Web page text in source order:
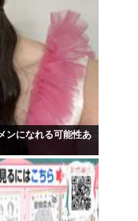
ンになれる可能性あ